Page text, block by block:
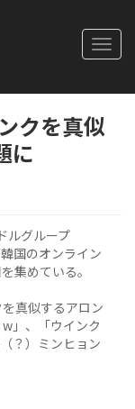
クを真似
に
ルグループ
国のオンライン
集めている。
真似するアロン
」、「ウインク
？）ミンヒョン